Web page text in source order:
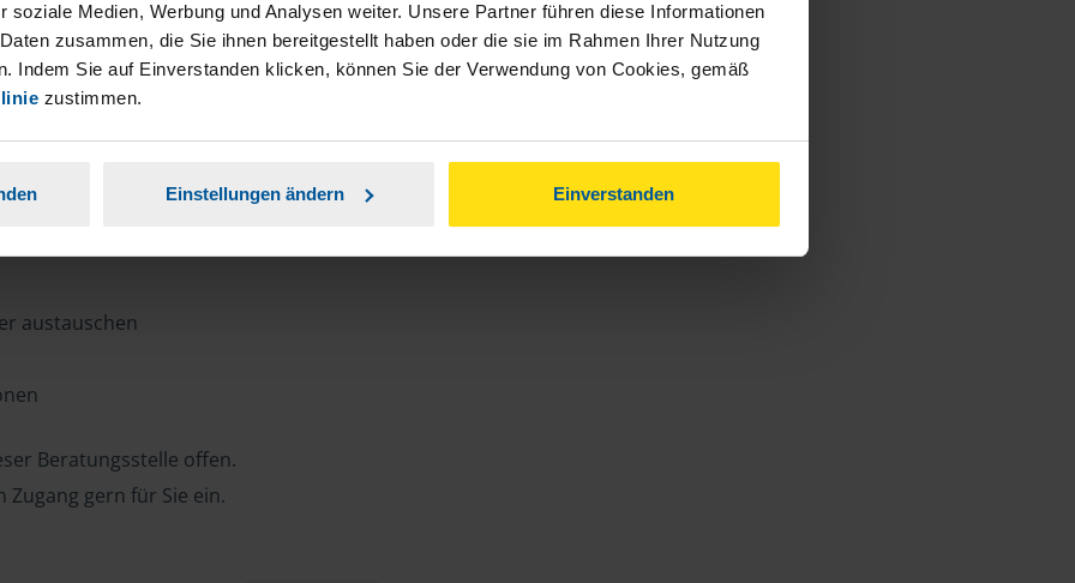
soziale Medien, Werbung und Analysen weiter. Unsere Partner führen diese Informationen
zusammen, die Sie ihnen bereitgestellt haben oder die sie im Rahmen Ihrer Nutzung
Indem Sie auf Einverstanden klicken, können Sie der Verwendung von Cookies, gemäß
zustimmen.
Einstellungen ändern Einverstanden
Zeit und Porto sparen und jederzeit
austauschen
Beratungsstelle offen.
gern für Sie ein.